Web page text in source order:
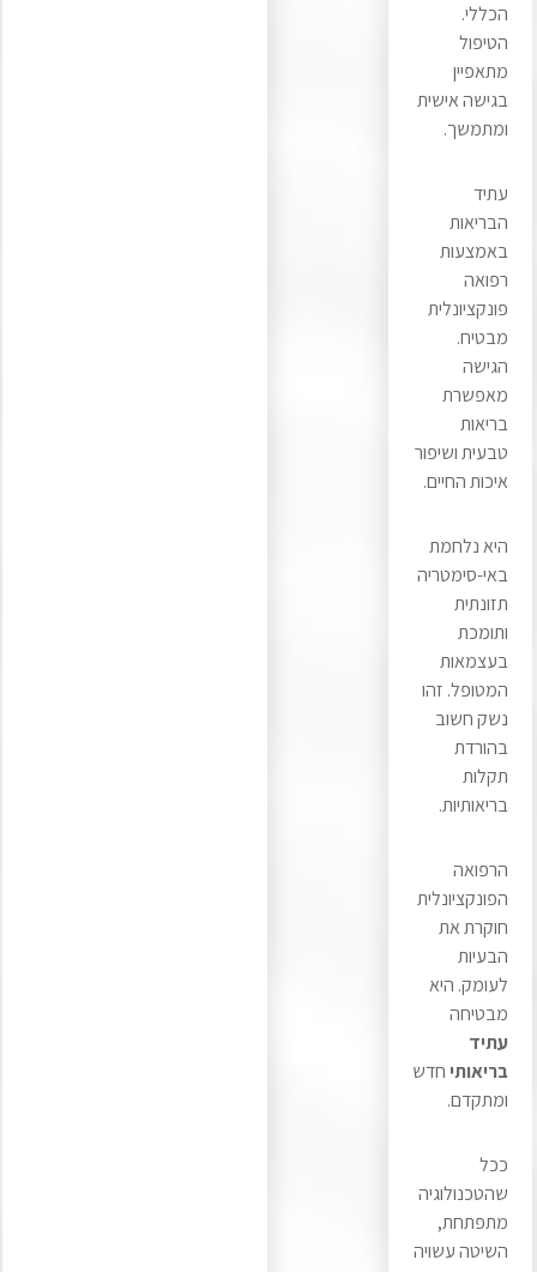
הכללי.
הטיפול
מתאפיין
בגישה אישית
ומתמשך.
עתיד
הבריאות
באמצעות
רפואה
פונקציונלית
מבטיח.
הגישה
מאפשרת
בריאות
טבעית ושיפור
איכות החיים.
היא נלחמת
באי-סימטריה
תזונתית
ותומכת
בעצמאות
המטופל. זהו
נשק חשוב
בהורדת
תקלות
בריאותיות.
הרפואה
הפונקציונלית
חוקרת את
הבעיות
לעומק. היא
מבטיחה
עתיד
בריאותי חדש
ומתקדם.
ככל
שהטכנולוגיה
מתפתחת,
השיטה עשויה